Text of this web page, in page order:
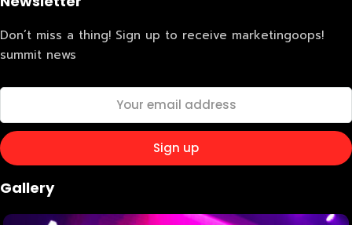
Don’t miss a thing! Sign up to receive marketingoops!
summit news
Gallery